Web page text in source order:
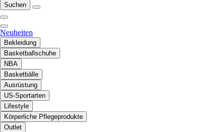
Suchen
Neuheiten
Bekleidung
Basketballschuhe
NBA
Basketbälle
Ausrüstung
US-Sportarten
Lifestyle
Körperliche Pflegeprodukte
Outlet